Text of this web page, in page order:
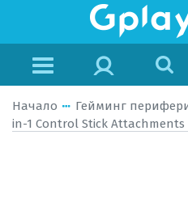
Начало Гейминг
in-1 Control Stick Attachments